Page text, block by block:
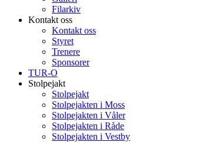
Filarkiv
Kontakt oss
Kontakt oss
Styret
Trenere
Sponsorer
TUR-O
Stolpejakt
Stolpejakt
Stolpejakten i Moss
Stolpejakten i Våler
Stolpejakten i Råde
Stolpejakten i Vestby